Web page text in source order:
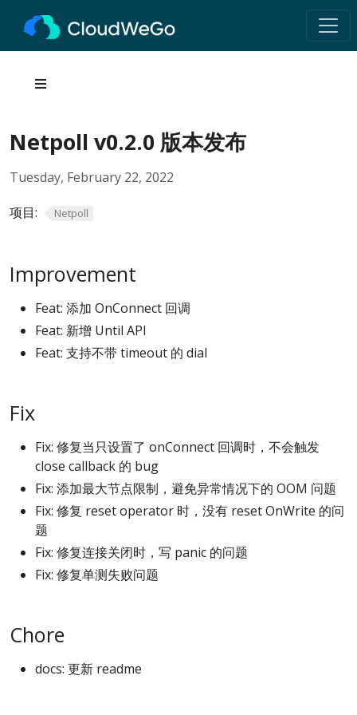
Netpoll v0.2.0 版本发布
Tuesday, February 22, 2022
项目:
Netpoll
Improvement
Feat: 添加 OnConnect 回调
Feat: 新增 Until API
Feat: 支持不带 timeout 的 dial
Fix
Fix: 修复当只设置了 onConnect 回调时，不会触发
close callback 的 bug
Fix: 添加最大节点限制，避免异常情况下的 OOM 问题
Fix: 修复 reset operator 时，没有 reset OnWrite 的问
题
Fix: 修复连接关闭时，写 panic 的问题
Fix: 修复单测失败问题
Chore
docs: 更新 readme